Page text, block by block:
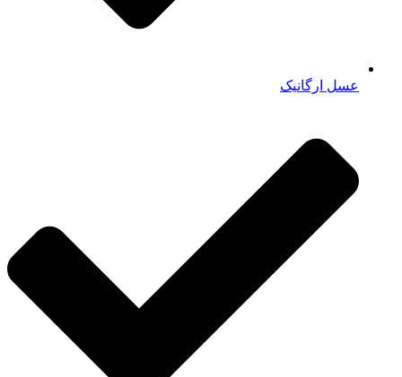
عسل ارگانیک